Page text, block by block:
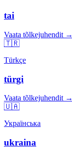
tai
Vaata tõlkejuhendit →
🇹🇷
Türkçe
türgi
Vaata tõlkejuhendit →
🇺🇦
Українська
ukraina